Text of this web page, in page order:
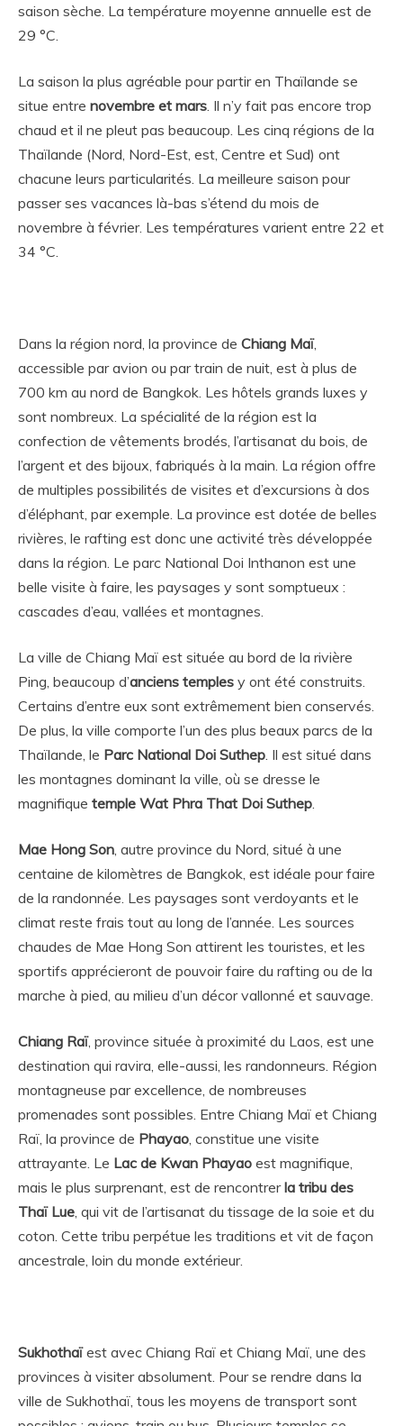
saison sèche. La température moyenne annuelle est de
29 °C.
La saison la plus agréable pour partir en Thaïlande se
situe entre novembre et mars . Il n’y fait pas encore trop
chaud et il ne pleut pas beaucoup. Les cinq régions de la
Thaïlande (Nord, Nord-Est, est, Centre et Sud) ont
chacune leurs particularités. La meilleure saison pour
passer ses vacances là-bas s’étend du mois de
novembre à février. Les températures varient entre 22 et
34 °C.
Dans la région nord, la province de Chiang Maï,
accessible par avion ou par train de nuit, est à plus de
700 km au nord de Bangkok. Les hôtels grands luxes y
sont nombreux. La spécialité de la région est la
confection de vêtements brodés, l’artisanat du bois, de
l’argent et des bijoux, fabriqués à la main. La région offre
de multiples possibilités de visites et d’excursions à dos
d’éléphant, par exemple. La province est dotée de belles
rivières, le rafting est donc une activité très développée
dans la région. Le parc National Doi Inthanon est une
belle visite à faire, les paysages y sont somptueux :
cascades d’eau, vallées et montagnes.
La ville de Chiang Maï est située au bord de la rivière
Ping, beaucoup d’anciens temples y ont été construits.
Certains d’entre eux sont extrêmement bien conservés.
De plus, la ville comporte l’un des plus beaux parcs de la
Thaïlande, le Parc National Doi Suthep . Il est situé dans
les montagnes dominant la ville, où se dresse le
magnifique temple Wat Phra That Doi Suthep
Mae Hong Son , autre province du Nord, situé à une
centaine de kilomètres de Bangkok, est idéale pour faire
de la randonnée. Les paysages sont verdoyants et le
climat reste frais tout au long de l’année. Les sources
chaudes de Mae Hong Son attirent les touristes, et les
sportifs apprécieront de pouvoir faire du rafting ou de la
marche à pied, au milieu d’un décor vallonné et sauvage.
Chiang Raï, province située à proximité du Laos, est une
destination qui ravira, elle-aussi, les randonneurs. Région
montagneuse par excellence, de nombreuses
promenades sont possibles. Entre Chiang Maï et Chiang
Raï, la province de Phayao , constitue une visite
attrayante. Le Lac de Kwan Phayao est magnifique,
mais le plus surprenant, est de rencontrerla tribu des
Thaï Lue , qui vit de l’artisanat du tissage de la soie et du
coton. Cette tribu perpétue les traditions et vit de façon
ancestrale, loin du monde extérieur.
Sukhothaïest avec Chiang Raï et Chiang Maï, une des
provinces à visiter absolument. Pour se rendre dans la
ville de Sukhothaï, tous les moyens de transport sont